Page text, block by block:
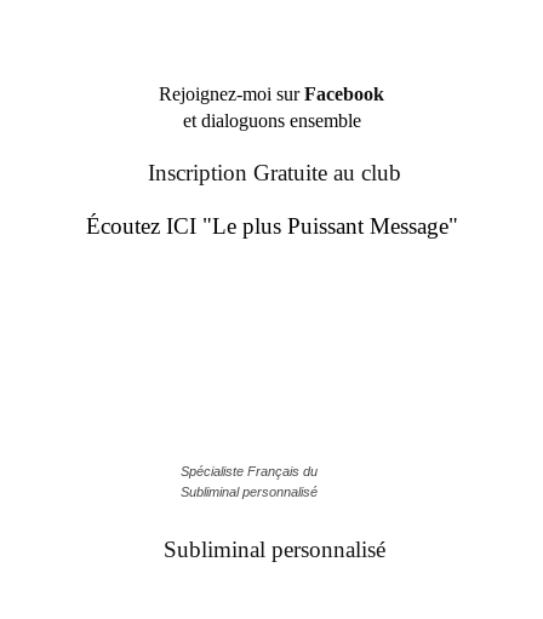
Rejoignez-moi surFacebook
et dialoguons ensemble
Inscription Gratuite au club
Écoutez ICI "Le plus Puissant Message"
Spécialiste Français du
Subliminal personnalisé
Subliminal personnalisé